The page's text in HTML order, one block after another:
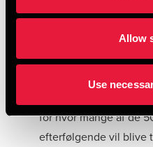
Allow
Use
ny vurdering. Vi tror,
for andre.
for hvor mange af de
efterfølgende vil blive